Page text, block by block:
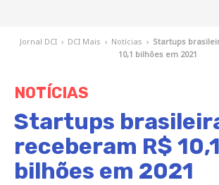
Jornal DCI › DCI Mais › Notícias › Startups
10,1 bilhões em 2021
NOTÍCIAS
Startups
receberam R$ 10,1
bilhões em 2021